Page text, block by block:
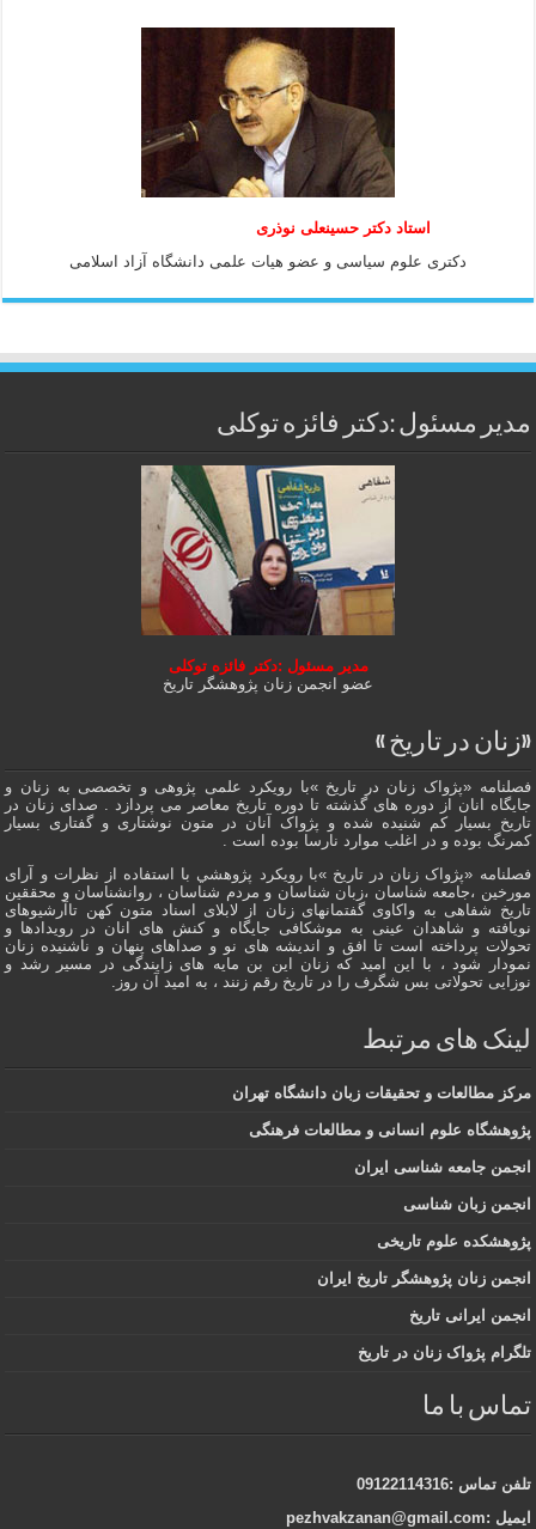
استاد دكتر حسينعلی نوذری
دكتری علوم سياسی و عضو هيات علمی دانشگاه آزاد اسلامی
مدیر مسئول :دکتر فائزه توکلی
مدیر مسئول :دکتر فائزه توکلی
عضو انجمن زنان پژوهشگر تاریخ
«زنان در تاریخ »
فصلنامه «پژواک زنان در تاریخ »با رویکرد علمی پژوهى و تخصصی به زنان و
جایگاه انان از دوره هاى گذشته تا دوره تاریخ معاصر می پردازد . صدای زنان در
تاریخ بسیار کم شنیده شده و پژواک آنان در متون نوشتاری و گفتاری بسیار
کمرنگ بوده و در اغلب موارد نارسا بوده است .
فصلنامه «پژواک زنان در تاریخ »با رویکرد پژوهشي با استفاده از نظرات و آرای
مورخین ،جامعه شناسان ،زبان شناسان و مردم شناسان ، روانشناسان و محققین
تاریخ شفاهی به واکاوی گفتمانهاى زنان از لابلای اسناد متون کهن تاآرشیوهای
نویافته و شاهدان عينى به موشکافی جايگاه و كنش هاى انان در رویدادها و
تحولات پرداخته است تا افق و اندیشه های نو و صداهای پنهان و ناشنیده زنان
نمودار شود ، با این امید که زنان این بن مایه های زایندگی در مسير رشد و
نوزایی تحولاتی بس شگرف را در تاریخ رقم زنند ، به اميد آن روز.
لینک های مرتبط
مرکز مطالعات و تحقیقات زبان دانشگاه تهران
پژوهشگاه علوم انسانی و مطالعات فرهنگی
انجمن جامعه شناسی ایران
انجمن زبان شناسی
پژوهشکده علوم تاریخی
انجمن زنان پژوهشگر تاریخ ایران
انجمن ایرانی تاریخ
تلگرام پژواک زنان در تاریخ
تماس با ما
تلفن تماس :09122114316
ایمیل :pezhvakzanan@gmail.com